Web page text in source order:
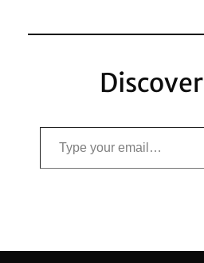
Type your email…